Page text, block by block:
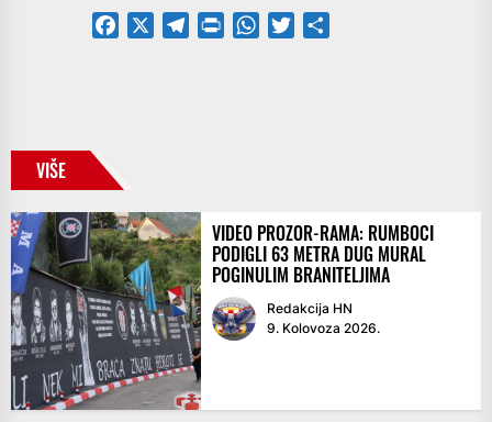
Facebook TelegramPrintFriendly
WhatsApp
Twitter
VIŠE
VIDEO PROZOR-RAMA: RUMBOCI
PODIGLI 63 METRA DUG MURAL
POGINULIM BRANITELJIMA
Redakcija HN
9. Kolovoza 2026.